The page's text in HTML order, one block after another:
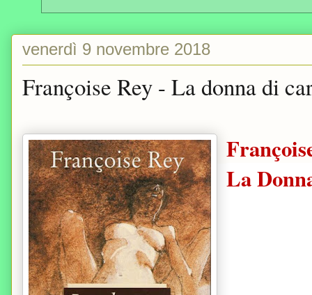
venerdì 9 novembre 2018
Françoise Rey - La donna di
La